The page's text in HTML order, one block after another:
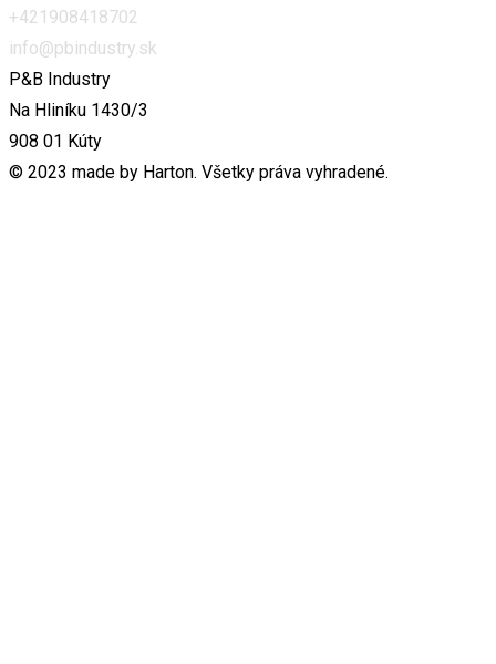
+421908418702
info@pbindustry.sk
P&B Industry
Na Hliníku 1430/3
908 01 Kúty
© 2023 made by Harton. Všetky práva vyhradené.